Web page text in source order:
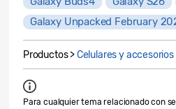
Galaxy Unpacked February
Productos >Celulares y accesorios
Para cualquier tema relacionado con